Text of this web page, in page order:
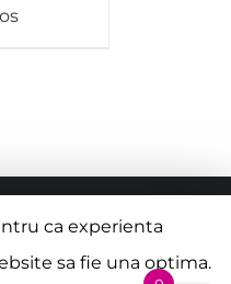
ca experienta
sa fie una optima.